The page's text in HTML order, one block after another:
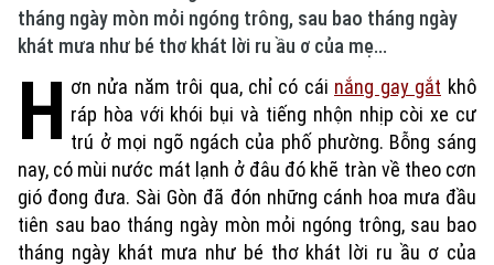
Xu hướng
tháng ngày mòn mỏi ngóng trông, sau bao tháng ngày
khát mưa như bé thơ khát lời ru ầu ơ của mẹ...
H ơn nửa năm trôi qua, chỉ có cái nắng gay gắt khô
ráp hòa với khói bụi và tiếng nhộn nhịp còi xe cư
trú ở mọi ngõ ngách của phố phường. Bỗng sáng
nay, có mùi nước mát lạnh ở đâu đó khẽ tràn về theo cơn
gió đong đưa. Sài Gòn đã đón những cánh hoa mưa đầu
tiên sau bao tháng ngày mòn mỏi ngóng trông, sau bao
tháng ngày khát mưa như bé thơ khát lời ru ầu ơ của